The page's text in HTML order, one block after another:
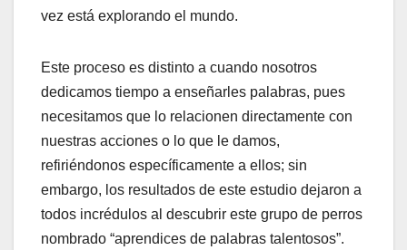
vez está explorando el mundo.
Este proceso es distinto a cuando nosotros
dedicamos tiempo a enseñarles palabras, pues
necesitamos que lo relacionen directamente con
nuestras acciones o lo que le damos,
refiriéndonos específicamente a ellos; sin
embargo, los resultados de este estudio dejaron a
todos incrédulos al descubrir este grupo de perros
nombrado “aprendices de palabras talentosos”.